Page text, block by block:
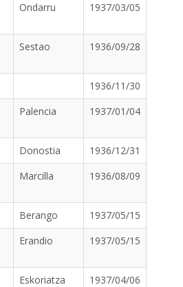
Ondarru 1937/03/05
Sestao 1936/09/28
1936/11/30
Palencia 1937/01/04
Donostia
1936/12/31
Marcilla 1936/08/09
Berango
1937/05/15
Erandio 1937/05/15
Eskoriatza 1937/04/06